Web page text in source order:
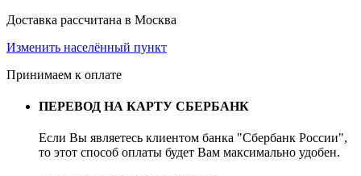
Доставка рассчитана в Москва
Изменить населённый пункт
Принимаем к оплате
ПЕРЕВОД НА КАРТУ СБЕРБАНК
Если Вы являетесь клиентом банка "Сбербанк России",
то этот способ оплаты будет Вам максимально удобен.